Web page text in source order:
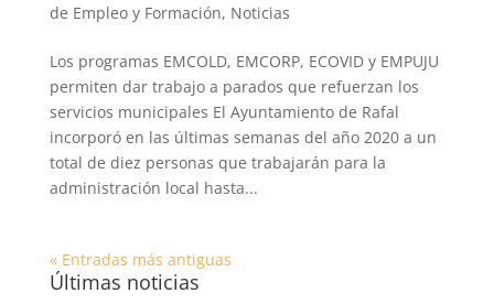
de Empleo y Formación, Noticias
Los programas EMCOLD, EMCORP, ECOVID y EMPUJU
permiten dar trabajo a parados que refuerzan los
servicios municipales El Ayuntamiento de Rafal
incorporó en las últimas semanas del año 2020 a un
total de diez personas que trabajarán para la
administración local hasta...
« Entradas más antiguas
Últimas noticias